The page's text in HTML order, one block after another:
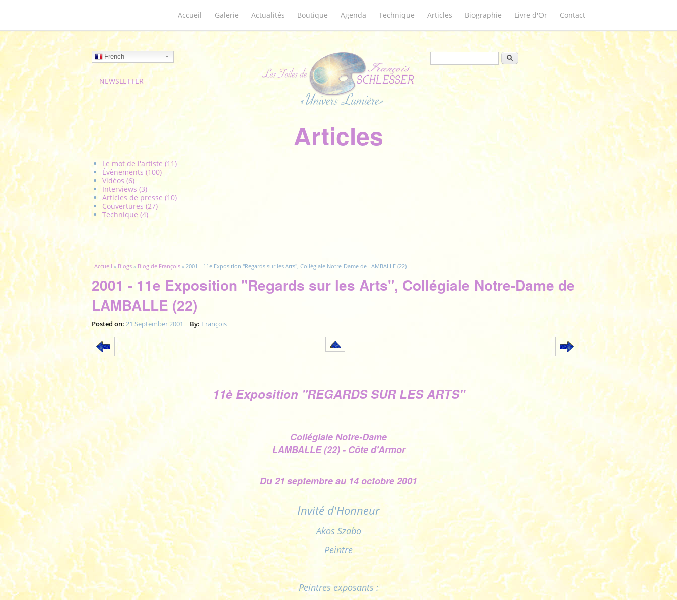
Accueil Galerie Actualités Boutique Agenda Technique Articles Biographie Livre d'Or Contact
French
NEWSLETTER
Formulaire de recherche
Rechercher
Articles
Le mot de l'artiste (11)
Évènements (100)
Vidéos (6)
Interviews (3)
Articles de presse (10)
Couvertures (27)
Technique (4)
Vous êtes ici
Accueil » Blogs » Blog de François » 2001 - 11e Exposition "Regards sur les Arts", Collégiale Notre-Dame de LAMBALLE (22)
2001 - 11e Exposition "Regards sur les Arts", Collégiale Notre-Dame de
LAMBALLE (22)
Posted on: 21 September 2001 By: François
11è Exposition "REGARDS SUR LES ARTS"
Collégiale Notre-Dame
LAMBALLE (22) - Côte d'Armor
Du 21 septembre au 14 octobre 2001
Invité d'Honneur
Akos Szabo
Peintre
Peintres exposants :